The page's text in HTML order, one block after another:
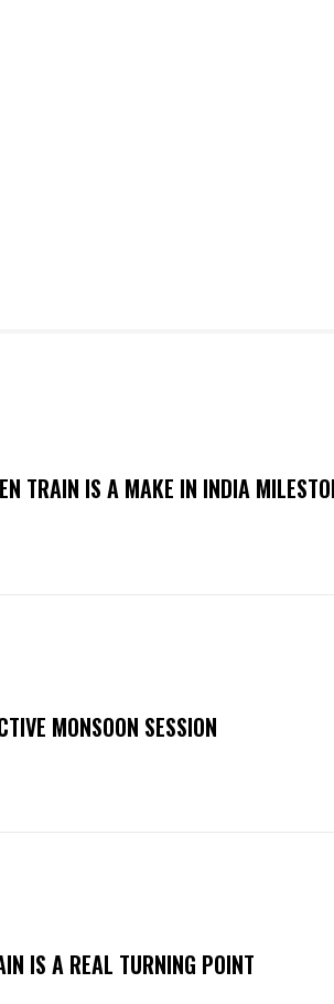
TRAIN IS A MAKE IN INDIA
MONSOON SESSION
IS A REAL TURNING POINT